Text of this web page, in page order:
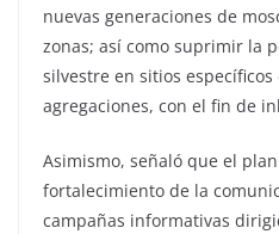
nuevas generaciones de
zonas; así como suprimir la
silvestre en sitios
agregaciones, con el fin de
Asimismo, señaló que el
fortalecimiento de la
campañas informativas